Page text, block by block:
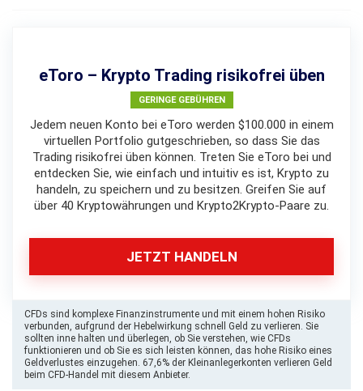
eToro – Krypto Trading risikofrei üben
GERINGE GEBÜHREN
Jedem neuen Konto bei eToro werden $100.000 in einem
virtuellen Portfolio gutgeschrieben, so dass Sie das
Trading risikofrei üben können. Treten Sie eToro bei und
entdecken Sie, wie einfach und intuitiv es ist, Krypto zu
handeln, zu speichern und zu besitzen. Greifen Sie auf
über 40 Kryptowährungen und Krypto2Krypto-Paare zu.
JETZT HANDELN
CFDs sind komplexe Finanzinstrumente und mit einem hohen Risiko
verbunden, aufgrund der Hebelwirkung schnell Geld zu verlieren. Sie
sollten inne halten und überlegen, ob Sie verstehen, wie CFDs
funktionieren und ob Sie es sich leisten können, das hohe Risiko eines
Geldverlustes einzugehen. 67,6% der Kleinanlegerkonten verlieren Geld
beim CFD-Handel mit diesem Anbieter.